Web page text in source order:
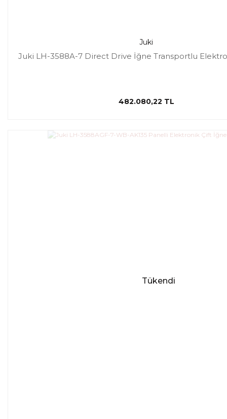
Juki
Juki LH-3588A-7 Direct Drive İğne Transportlu
482.080,22 TL
Tükendi